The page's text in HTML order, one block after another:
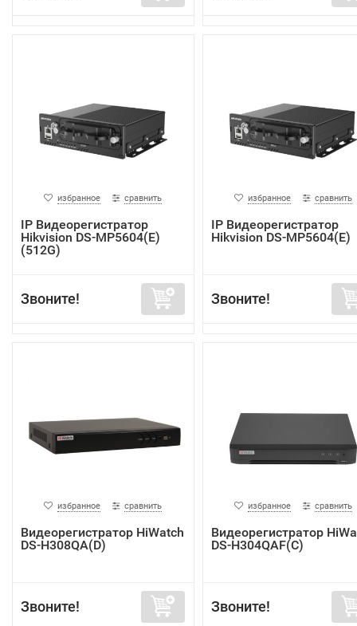
избранное сравнить
IP Видеорегистратор
Hikvision DS-MP5604(E)
(512G)
Звоните!
избранное сравнить
IP Видеорегистратор
Hikvision DS-MP5604(E)
Звоните!
избранное сравнить
Видеорегистратор HiWatch
DS-H308QA(D)
Звоните!
избранное сравнить
Видеорегистратор
DS-H304QAF(C)
Звоните!